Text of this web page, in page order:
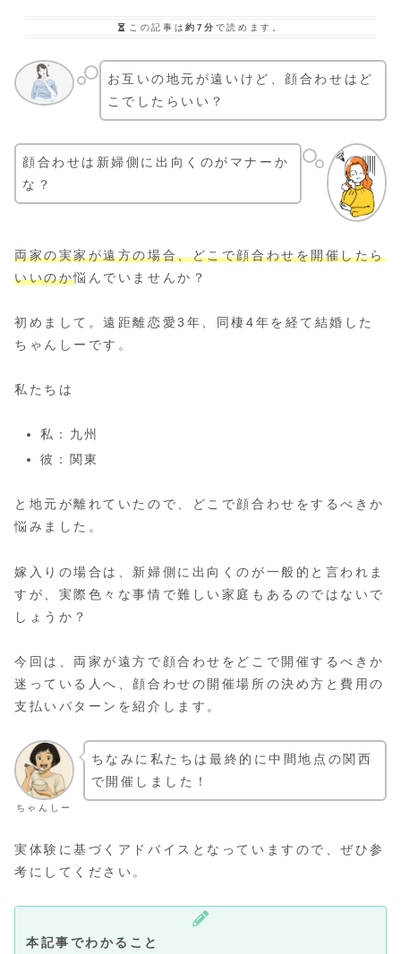
この記事は約7分 で読めます。
お互いの地元が遠いけど、顔合わせはど
こでしたらいい？
顔合わせは新婦側に出向くのがマナーか
な？
両家の実家が遠方の場合、どこで顔合わせを開催したら
いいのか悩んでいませんか？
初めまして。遠距離恋愛3年、同棲4年を経て結婚した
ちゃんしーです。
私たちは
私：九州
彼：関東
と地元が離れていたので、どこで顔合わせをするべきか
悩みました。
嫁入りの場合は、新婦側に出向くのが一般的と言われま
すが、実際色々な事情で難しい家庭もあるのではないで
しょうか？
今回は、両家が遠方で顔合わせをどこで開催するべきか
迷っている人へ、顔合わせの開催場所の決め方と費用の
支払いパターンを紹介します。
ちゃんしー
ちなみに私たちは最終的に中間地点の関西
で開催しました！
実体験に基づくアドバイスとなっていますので、ぜひ参
考にしてください。
本記事でわかること